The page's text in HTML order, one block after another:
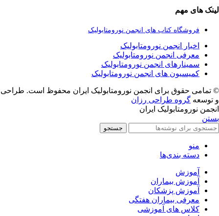
لینک های مهم
فروشگاه کتاب های انجمن نورومتابولیک
اخبار انجمن نورومتابولیک
معرفی انجمن نورومتابولیک
سمینارهای انجمن نورومتابولیک
کمیسیون های انجمن نورومتابولیک
© تمامی حقوق برای انجمن نورومتابولیک ایران محفوظ است. طراحی
و توسعه گروه طراحی رزان
انجمن نورومتابولیک ایران
بستن
جستجو
منو
دسته بندی‌ها
آموزش
آموزش بیماران
آموزش پزشکان
معرفی بیماران هفتگی
کلاس های آموزشی